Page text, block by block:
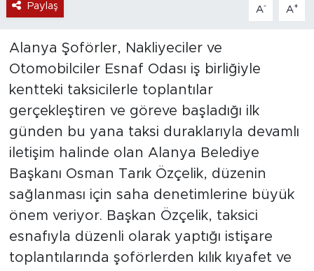
Paylaş A- A+
Alanya Şoförler, Nakliyeciler ve
Otomobilciler Esnaf Odası iş birliğiyle
kentteki taksicilerle toplantılar
gerçekleştiren ve göreve başladığı ilk
günden bu yana taksi duraklarıyla devamlı
iletişim halinde olan Alanya Belediye
Başkanı Osman Tarık Özçelik, düzenin
sağlanması için saha denetimlerine büyük
önem veriyor. Başkan Özçelik, taksici
esnafıyla düzenli olarak yaptığı istişare
toplantılarında şoförlerden kılık kıyafet ve